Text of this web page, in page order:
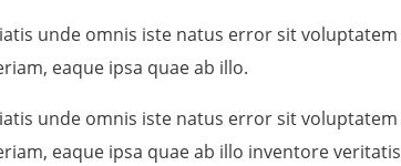
unde omnis iste natus error sit
eaque ipsa quae ab illo.
unde omnis iste natus error sit
eaque ipsa quae ab illo inventore